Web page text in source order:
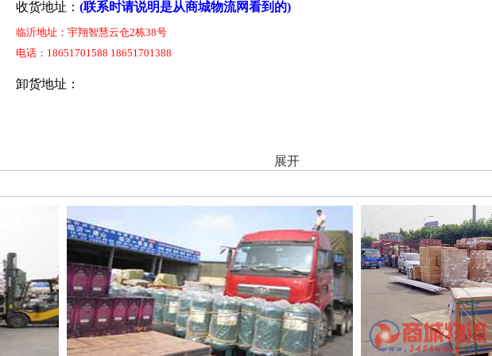
收货地址： (联系时请说明是从商城物流网看到的)
临沂地址：宇翔智慧云仓2栋38号
电话：18651701588 18651701388
卸货地址：
展开